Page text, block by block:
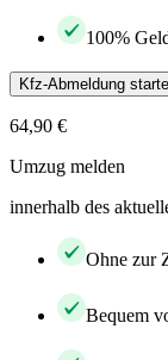
100%
Kfz-Abmeldung
64,90 €
Umzug melden
innerhalb des
Ohne zur
Bequem